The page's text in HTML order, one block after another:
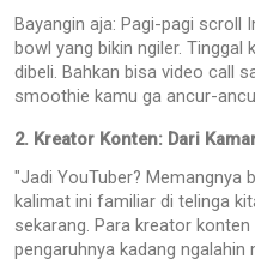
Bayangin aja: Pagi-pagi
bowl yang bikin ngiler. Tinggal
dibeli. Bahkan bisa video call
smoothie kamu ga ancur-
2. Kreator Konten: Dari
"Jadi YouTuber? Memangnya
kalimat ini familiar di telinga
sekarang. Para kreator
pengaruhnya kadang ngalahin